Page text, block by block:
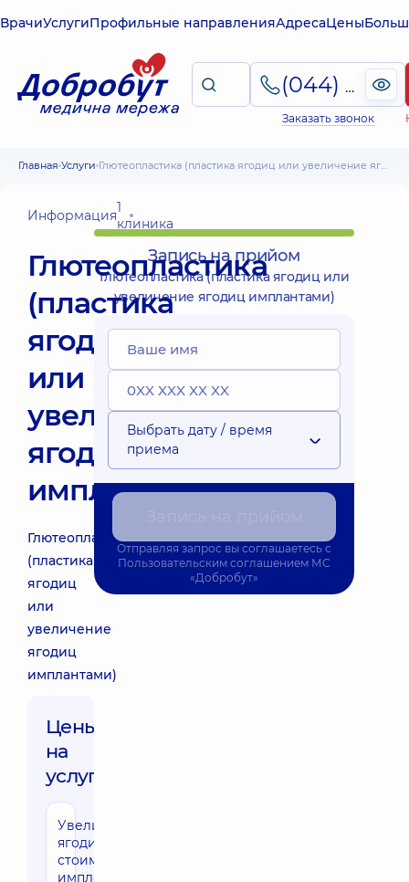
ВрачиУслугиПрофильные направленияАдресаЦены
(044) 495-2-888
Заказать звонок
Главная Услуги Глютеопластика (пластика ягодиц или увеличение ягодиц имплантами)
Информация1
клиника
Глютеопластика
(пластика
ягодиц
или
увеличение
ягодиц
имплантами)
Глютеопластика
(пластика
ягодиц
или
увеличение
ягодиц
имплантами)
Цены
на
услуги:
Увеличение
ягодиц (без
стоимости
имплантов)
Запись на прийом
Глютеопластика (пластика ягодиц или
увеличение ягодиц имплантами)
Выбрать дату / время
приема
Отправляя запрос вы соглашаетесь с
Пользовательским соглашением МС
«Добробут»